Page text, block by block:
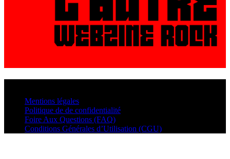
Mentions légales
Politique de de confidentialité
Foire Aux Questions (FAQ)
Conditions Générales d’Utilisation (CGU)